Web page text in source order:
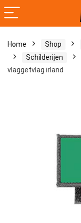
Home Shop
Schilderijen
vlaggetvlag irland